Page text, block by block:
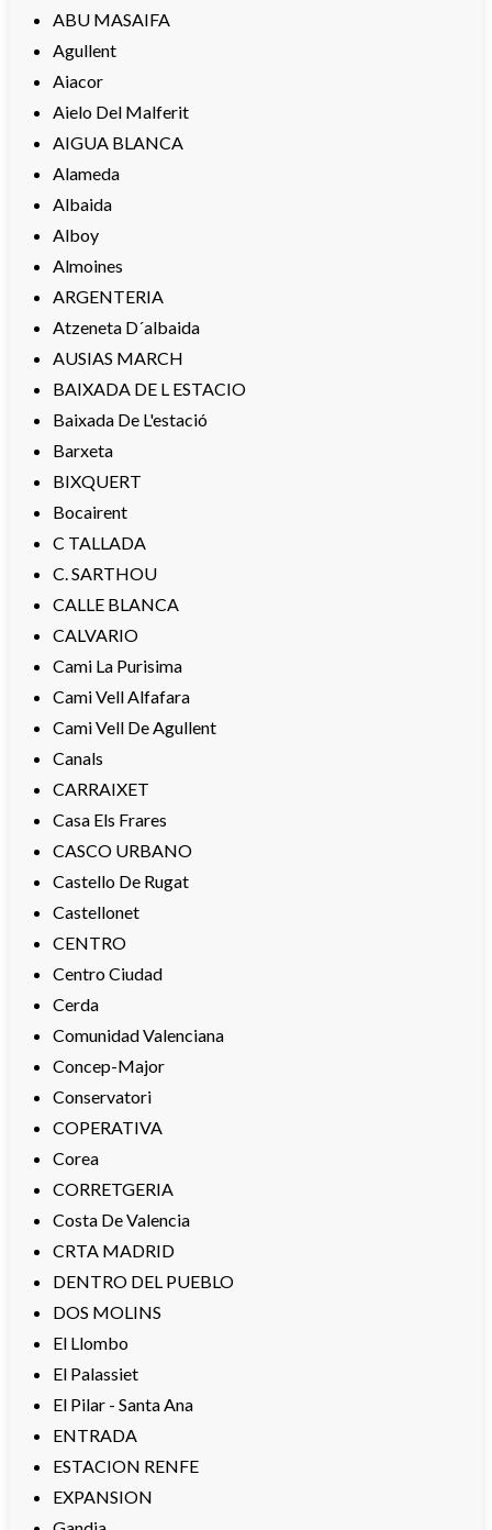
ABU MASAIFA
Agullent
Aiacor
Aielo Del Malferit
AIGUA BLANCA
Alameda
Albaida
Alboy
Almoines
ARGENTERIA
Atzeneta D´albaida
AUSIAS MARCH
BAIXADA DE L ESTACIO
Baixada De L'estació
Barxeta
BIXQUERT
Bocairent
C TALLADA
C. SARTHOU
CALLE BLANCA
CALVARIO
Cami La Purisima
Cami Vell Alfafara
Cami Vell De Agullent
Canals
CARRAIXET
Casa Els Frares
CASCO URBANO
Castello De Rugat
Castellonet
CENTRO
Centro Ciudad
Cerda
Comunidad Valenciana
Concep-Major
Conservatori
COPERATIVA
Corea
CORRETGERIA
Costa De Valencia
CRTA MADRID
DENTRO DEL PUEBLO
DOS MOLINS
El Llombo
El Palassiet
El Pilar - Santa Ana
ENTRADA
ESTACION RENFE
EXPANSION